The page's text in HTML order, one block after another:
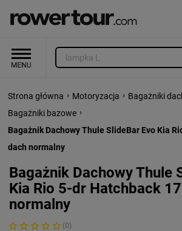
Strona główna › Motoryzacja › Bagażniki
Bagażniki bazowe ›
Bagażnik Dachowy Thule SlideBar Evo Kia
dach normalny
Bagażnik Dachowy Thule
Kia Rio 5-dr Hatchback
normalny
(0)